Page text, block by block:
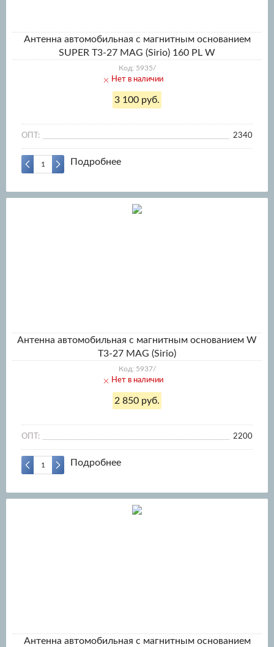
Антенна автомобильная с магнитным основанием
SUPER T3-27 MAG (Sirio) 160 PL W
Код: 5935/
Нет в наличии
3 100 руб.
ОПТ: 2340
Подробнее
Антенна автомобильная с магнитным основанием W
T3-27 MAG (Sirio)
Код: 5937/
Нет в наличии
2 850 руб.
ОПТ: 2200
Подробнее
Антенна автомобильная с магнитным основанием